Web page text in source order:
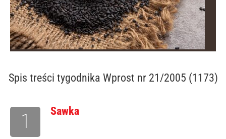
Spis treści tygodnika Wprost nr 21/2005 (1173)
Sawka
1